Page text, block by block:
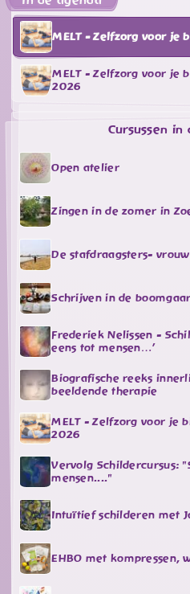
MELT - Zelfzorg voor je
MELT - Zelfzorg voor je
2026
Cursussen in
Open atelier
Zingen in de zomer in
De stafdraagsters-
Schrijven in de
Frederiek Nelissen -
eens tot mensen…’
Biografische reeks
beeldende therapie
MELT - Zelfzorg voor je
2026
Vervolg Schildercursus:
mensen...."
Intuïtief schilderen met
EHBO met kompressen,